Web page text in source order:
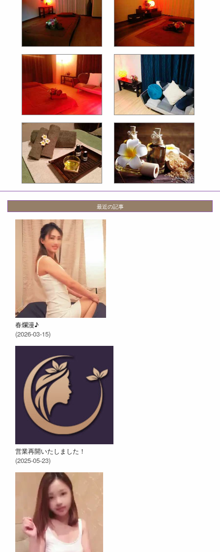
最近の記事
春爛漫♪
(2026-03-15)
営業再開いたしました！
(2025-05-23)